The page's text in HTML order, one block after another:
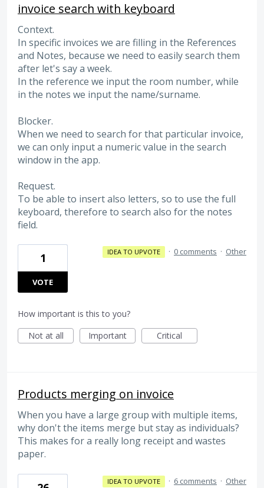
invoice search with keyboard
Context.
In specific invoices we are filling in the References
and Notes, because we need to easily search them
after let's say a week.
In the reference we input the room number, while
in the notes we input the name/surname.
Blocker.
When we need to search for that particular invoice,
we can only input a numeric value in the search
window in the app.
Request.
To be able to insert also letters, so to use the full
keyboard, therefore to search also for the notes
field.
1
VOTE
IDEA TO UPVOTE · 0 comments · Other
How important is this to you?
Not at all
Important Critical
Products merging on invoice
When you have a large group with multiple items,
why don't the items merge but stay as individuals?
This makes for a really long receipt and wastes
paper.
IDEA TO UPVOTE · 6 comments · Other